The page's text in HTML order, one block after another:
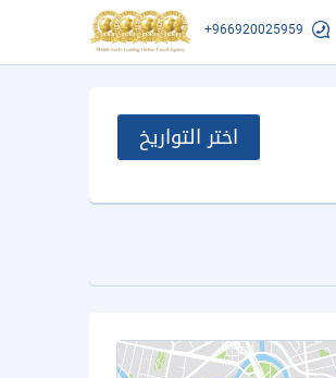
+966920025959
اختر التواريخ